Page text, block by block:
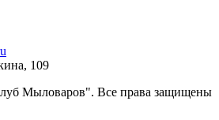
109
Мыловаров". Все права защищены